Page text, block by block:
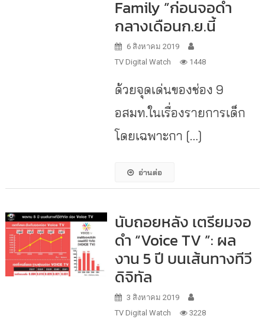
Family ”ก่อนจอดำ
กลางเดือนก.ย.นี้
6 สิงหาคม 2019
TV Digital Watch
1448
ด้วยจุดเด่นของช่อง 9
อสมท.ในเรื่องรายการเด็ก
โดยเฉพาะกา […]
อ่านต่อ
นับถอยหลัง เตรียมจอ
ดำ “Voice TV ”: ผล
งาน 5 ปี บนเส้นทางทีวี
ดิจิทัล
3 สิงหาคม 2019
TV Digital Watch
3228